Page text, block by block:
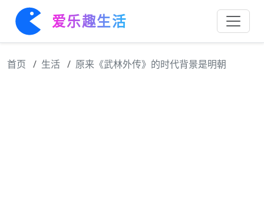
爱乐趣生活
首页 生活 原来《武林外传》的时代背景是明朝